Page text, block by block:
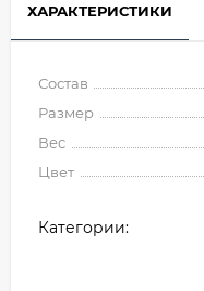
ХАРАКТЕРИСТИКИ
Состав
Размер
Вес
Цвет
Категории: